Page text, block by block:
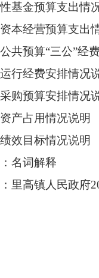
基金预算支出情
本经营预算支出
共预算“三公”经
行经费安排情况
购预算安排情况
产占用情况说明
效目标情况说明
名词解释
里高镇人民政府